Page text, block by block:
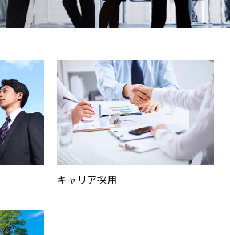
キャリア採用